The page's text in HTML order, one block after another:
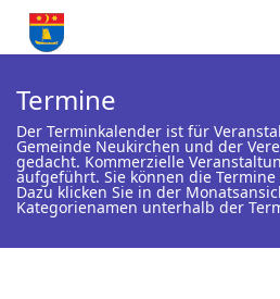
Termine
Der Terminkalender ist für
Gemeinde Neukirchen und der
gedacht. Kommerzielle
aufgeführt. Sie können die
Dazu klicken Sie in der
Kategorienamen unterhalb der